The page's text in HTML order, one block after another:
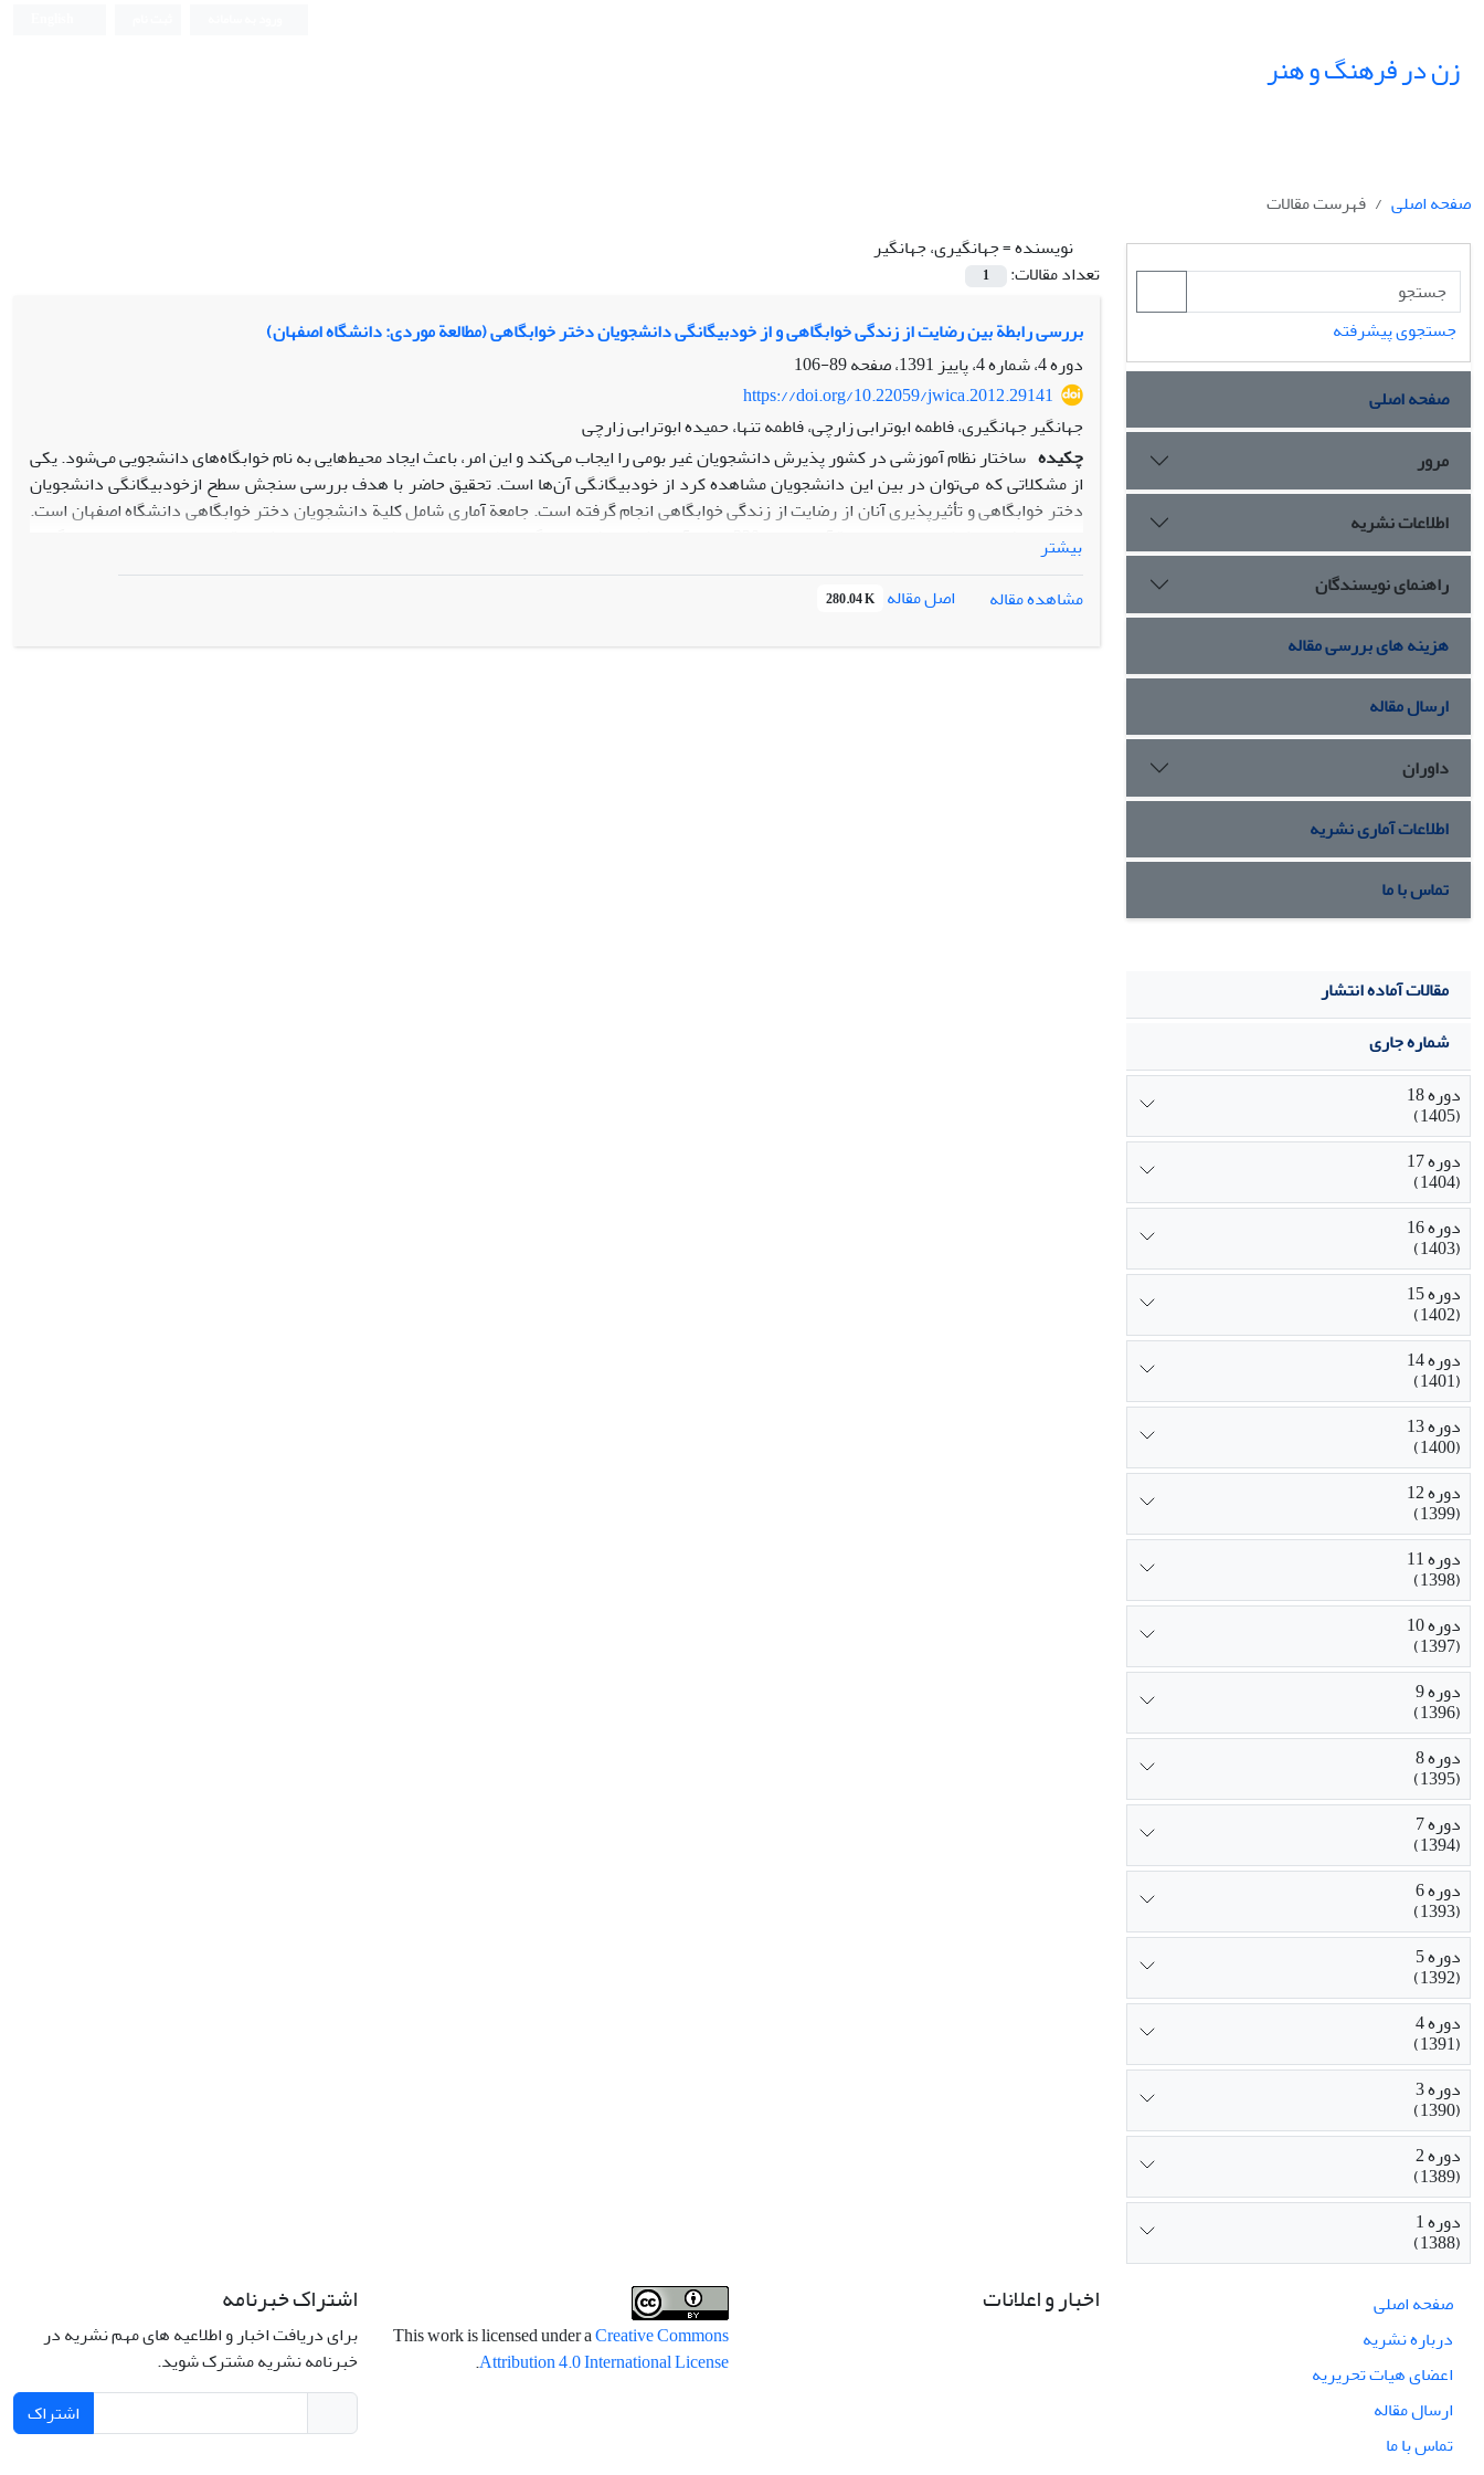
زن در فرهنگ و هنر
صفحه اصلی
فهرست مقالات
نویسنده =جهانگیری، جهانگیر
تعداد مقالات:
1
بررسی رابطة بین رضایت از زندگی خوابگاهی و از خودبیگانگی دانشجویان دختر خوابگاهی (مطالعة موردی: دانشگاه اصفهان)
دوره 4، شماره 4، پاییز 1391، صفحه
89-106
https://doi.org/10.22059/jwica.2012.29141
جهانگیر جهانگیری، فاطمه ابوترابی زارچی، فاطمه تنها، حمیده ابوترابی زارچی
چکیده ساختار نظام آموزشی در کشور پذیرش دانشجویان غیر بومی را ایجاب می‌کند و این امر، باعث ایجاد محیط‌هایی به نام خوابگاه‌های دانشجویی می‌شود. یکی
از مشکلاتی که می‌توان در بین این دانشجویان مشاهده کرد از خودبیگانگی آن‌ها است. تحقیق حاضر با هدف بررسی سنجش سطح ازخودبیگانگی دانشجویان
دختر خوابگاهی و تأثیرپذیری آنان از رضایت از زندگی خوابگاهی انجام گرفته است. جامعة آماری شامل کلیة دانشجویان دختر خوابگاهی دانشگاه اصفهان است.
متغیرهای تحقیق استفاده شده است. اعتبار ابزار از طریق اعتبار صوری به دست آمد و پایایی ابزار اندازه‌گیری با محاسبة ضرایب آلفای کرونباخ متغیرهای
منفی بین رضایت از زندگی خوابگاهی و از خودبیگانگی و ابعاد آن می‌باشد. بدین معنا که با افزایش میزان رضایت از زندگی خوابگاهی، میزان از خودبیگانگی
بیشتر
مشاهده مقاله
اصل مقاله 280.04 K
جستجوی پیشرفته
صفحه اصلی
مرور
اطلاعات نشریه
راهنمای نویسندگان
هزینه های بررسی مقاله
ارسال مقاله
داوران
اطلاعات آماری نشریه
تماس با ما
مقالات آماده انتشار
شماره جاری
دوره 18
(1405)
دوره 17
(1404)
دوره 16
(1403)
دوره 15
(1402)
دوره 14
(1401)
دوره 13
(1400)
دوره 12
(1399)
دوره 11
(1398)
دوره 10
(1397)
دوره 9
(1396)
دوره 8
(1395)
دوره 7
(1394)
دوره 6
(1393)
دوره 5
(1392)
دوره 4
(1391)
دوره 3
(1390)
دوره 2
(1389)
دوره 1
(1388)
صفحه اصلی
درباره نشریه
اعضای هیات تحریریه
ارسال مقاله
تماس با ما
اخبار و اعلانات
This work is licensed under aCreative Commons
Attribution 4.0 International License
.
اشتراک خبرنامه
برای دریافت اخبار و اطلاعیه های مهم نشریه در
خبرنامه نشریه مشترک شوید.
اشتراک